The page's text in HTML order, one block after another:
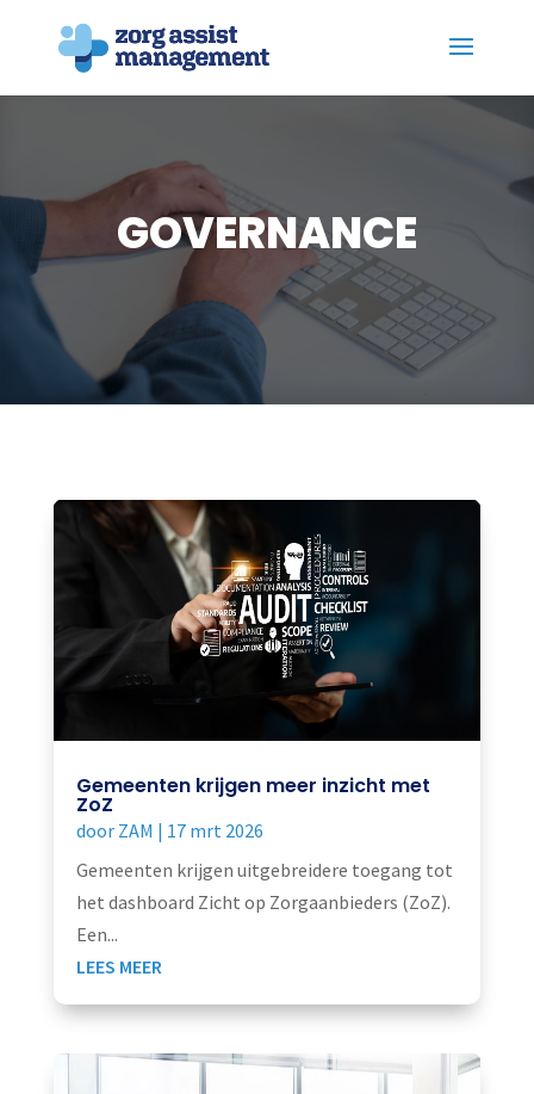
GOVERNANCE
Gemeenten krijgen meer inzicht met
ZoZ
door ZAM | 17 mrt 2026
Gemeenten krijgen uitgebreidere toegang tot
het dashboard Zicht op Zorgaanbieders (ZoZ).
Een...
LEES MEER